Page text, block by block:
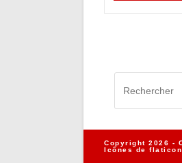
Copyright 2026 -
Icônes de flaticon